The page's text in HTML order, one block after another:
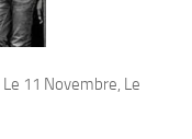
Le 11 Novembre, Le